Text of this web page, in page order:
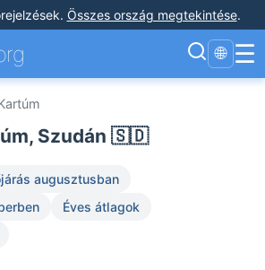
. Összes ország megtekintése.
🌐 ☰
Szudán 🇸🇩
augusztusban
Éves átlagok